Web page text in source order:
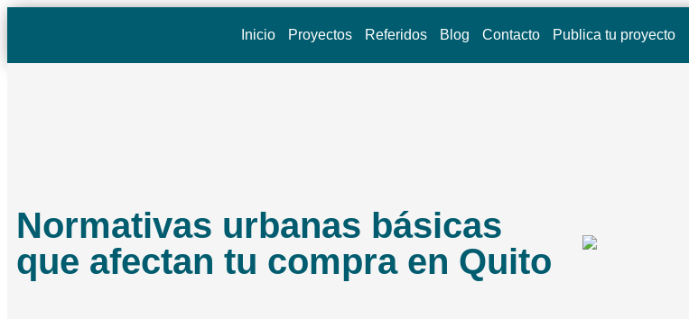
Inicio Proyectos Referidos Blog Contacto Publica tu proyecto
Normativas urbanas básicas
que afectan tu compra en Quito